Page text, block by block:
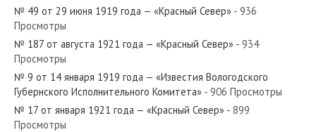
№ 86 от апреля 1987 года — «Красный Север»
№ 49 от 29 июня 1919 года — «Красный Север» - 936
Просмотры
№ 187 от августа 1921 года — «Красный Север» - 934
Просмотры
№ 9 от 14 января 1919 года — «Известия Вологодского
Губернского Исполнительного Комитета» - 906 Просмотры
№ 17 от января 1921 года — «Красный Север» - 899
Просмотры